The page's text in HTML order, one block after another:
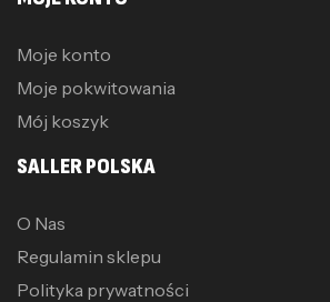
Moje konto
Moje pokwitowania
Mój koszyk
SALLER POLSKA
O Nas
Regulamin sklepu
Polityka prywatności